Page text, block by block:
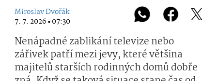
Miroslav Dvořák
7. 7. 2026 ▪ 07:30
Nenápadné zablikání televize nebo
zářivek patří mezi jevy, které většina
majitelů starších rodinných domů dobře